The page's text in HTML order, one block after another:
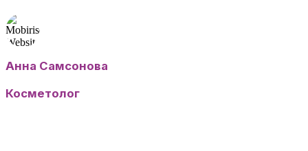
Анна Самсонова
Косметолог